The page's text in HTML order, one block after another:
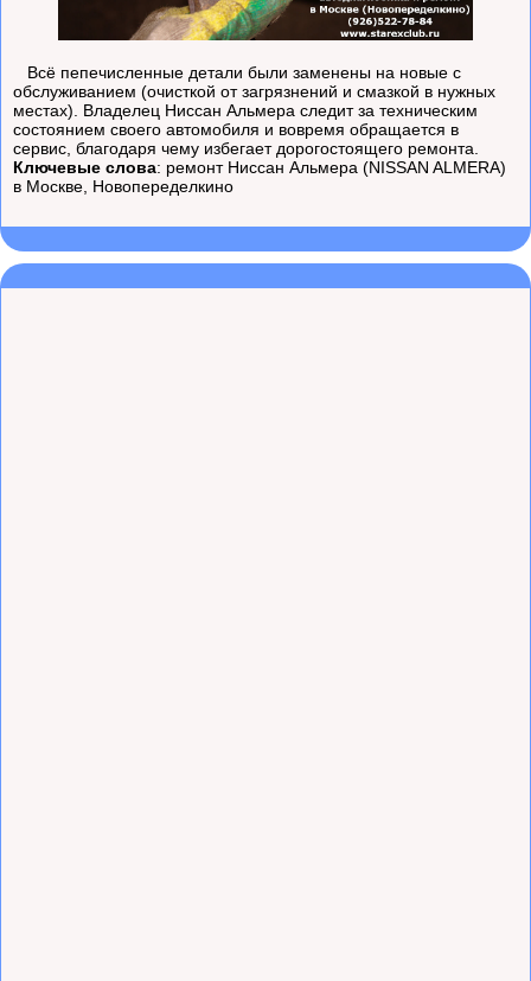
Всё пепечисленные детали были заменены на новые с
обслуживанием (очисткой от загрязнений и смазкой в нужных
местах). Владелец Ниссан Альмера следит за техническим
состоянием своего автомобиля и вовремя обращается в
сервис, благодаря чему избегает дорогостоящего ремонта.
Ключевые слова: ремонт Ниссан Альмера (NISSAN ALMERA)
в Москве, Новопеределкино